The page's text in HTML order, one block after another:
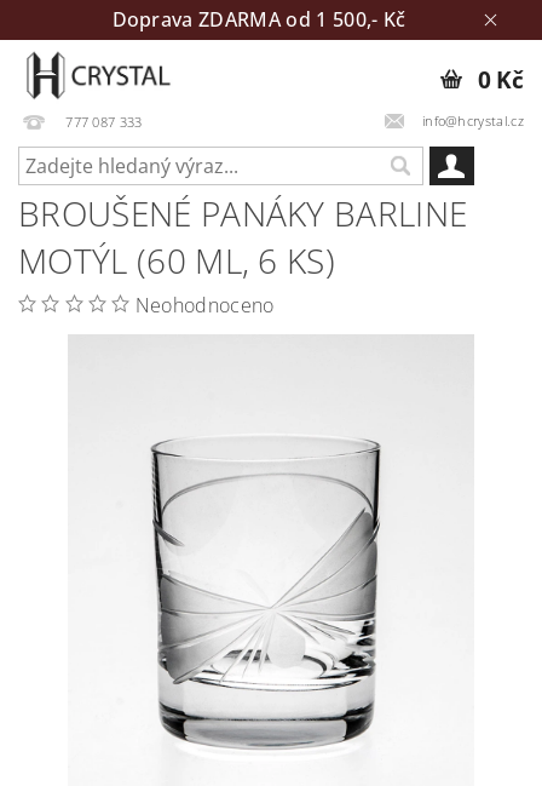
Doprava ZDARMA od 1 500,- Kč
777 087 333 info@hcrystal.cz
0 Kč
BROUŠENÉ PANÁKY BARLINE
MOTÝL (60 ML, 6 KS)
Neohodnoceno